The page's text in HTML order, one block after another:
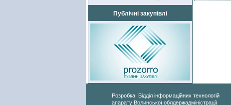
Публічні закупівлі
Розробка: Відділ інформаційних технологій
апарату Волинської облдержадміністрації